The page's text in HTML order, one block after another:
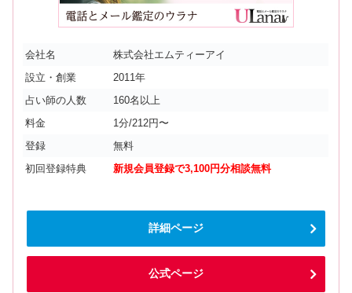
会社名
株式会社エムティーアイ
設立・創業
2011年
占い師の人数
160名以上
料金
1分/212円〜
登録
無料
初回登録特典
新規会員登録で3,100円分相談無料
詳細ページ
公式ページ